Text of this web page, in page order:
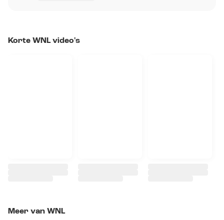
Korte WNL video's
Meer van WNL